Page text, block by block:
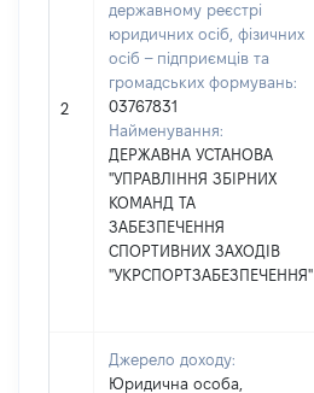
2
державному реєстрі
юридичних осіб, фізичних
осіб – підприємців та
громадських формувань:
03767831
Найменування:
ДЕРЖАВНА УСТАНОВА
"УПРАВЛІННЯ ЗБІРНИХ
КОМАНД ТА
ЗАБЕЗПЕЧЕННЯ
СПОРТИВНИХ ЗАХОДІВ
"УКРСПОРТЗАБЕЗПЕЧЕННЯ"
Джерело доходу:
Юридична особа,